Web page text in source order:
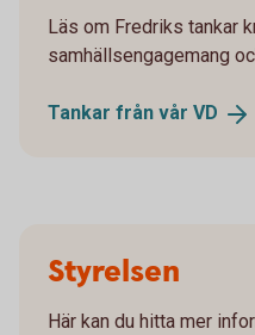
Läs om Fredriks tankar
samhällsengagemang
Tankar från vår VD
Styrelsen
Här kan du hitta mer